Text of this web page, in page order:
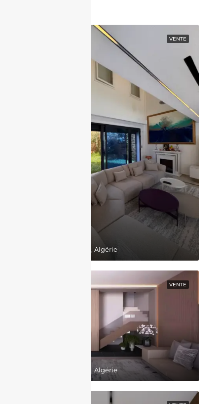
VENTE
Belgaid, Bir El Djir, Algérie
VENTE
Belgaid, Bir El Djir, Algérie